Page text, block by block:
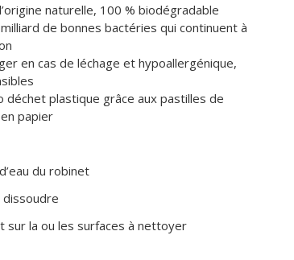
naturelle, 100 % biodégradable
de bonnes bactéries qui continuent à
en cas de léchage et hypoallergénique,
déchet plastique grâce aux pastilles de
papier
du robinet
dissoudre
sur la ou les surfaces à nettoyer